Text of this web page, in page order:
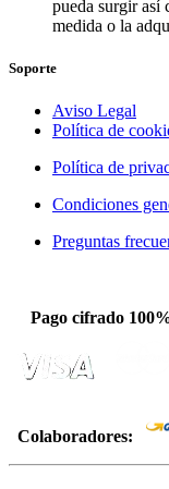
pueda surgir así
medida o la
Soporte
Aviso Legal
Política de
Política de
Condiciones
Preguntas
Pago cifrado
Colaboradores: